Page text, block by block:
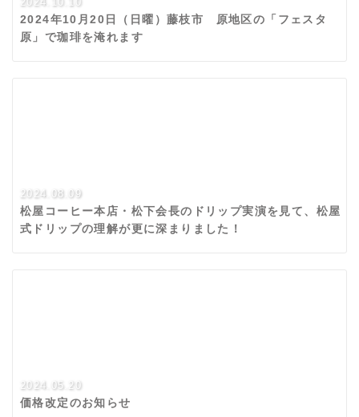
2024年10月20日（日曜）藤枝市 原地区の「フェスタ
原」で珈琲を淹れます
2024.08.09
松屋コーヒー本店・松下会長のドリップ実演を見て、松屋
式ドリップの理解が更に深まりました！
2024.05.20
価格改定のお知らせ